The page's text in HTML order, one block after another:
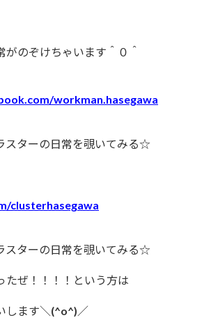
のぞけちゃいます＾０＾
workman.hasegawa
スターの日常を覗いてみる☆
clusterhasegawa
スターの日常を覗いてみる☆
たぜ！！！！という方は
します＼(^o^)／